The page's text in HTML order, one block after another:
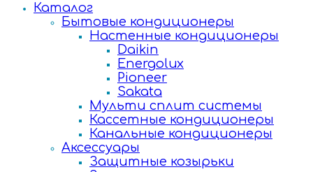
Каталог
Бытовые кондиционеры
Настенные кондиционеры
Daikin
Energolux
Pioneer
Sakata
Мульти сплит системы
Кассетные кондиционеры
Канальные кондиционеры
Аксессуары
Защитные козырьки